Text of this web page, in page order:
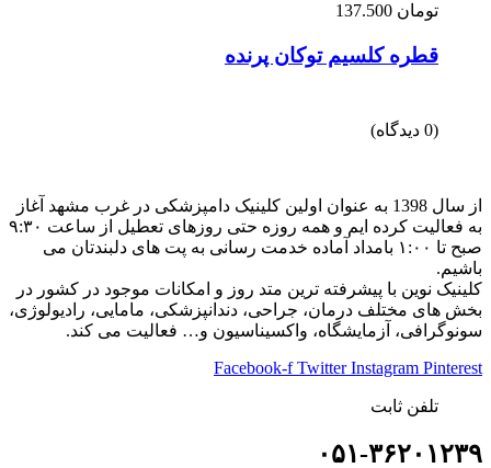
تومان
قطره کلسیم توکان پرنده
(0 دیدگاه)
از سال 1398 به عنوان اولین کلینیک دامپزشکی در غرب مشهد آغاز
به فعالیت کرده ایم و همه روزه حتی روزهای تعطیل از ساعت ۹:۳۰
صبح تا ۱:۰۰ بامداد آماده خدمت رسانی به پت های دلبندتان می
باشیم.
کلینیک نوین با پیشرفته ترین متد روز و امکانات موجود در کشور در
بخش های مختلف درمان، جراحی، دندانپزشکی، مامایی، رادیولوژی،
سونوگرافی، آزمایشگاه، واکسیناسیون و… فعالیت می کند.
Facebook-f Twitter Instagram Pinterest
تلفن ثابت
۰۵۱-۳۶۲۰۱۲۳۹